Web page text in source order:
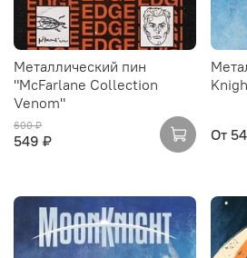
Металлический пин
"McFarlane Collection
Venom"
600 ₽
549 ₽ От